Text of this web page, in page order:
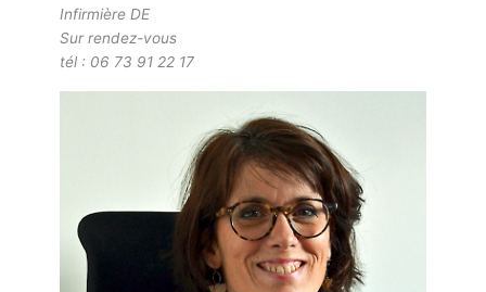
Infirmière DE
Sur rendez-vous
tél : 06 73 91 22 17